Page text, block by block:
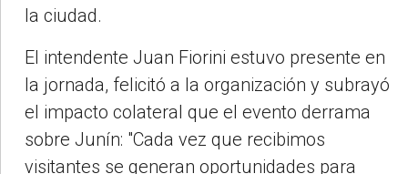
la ciudad.
El intendente Juan Fiorini estuvo presente en
la jornada, felicitó a la organización y subrayó
el impacto colateral que el evento derrama
sobre Junín: "Cada vez que recibimos
visitantes se generan oportunidades para